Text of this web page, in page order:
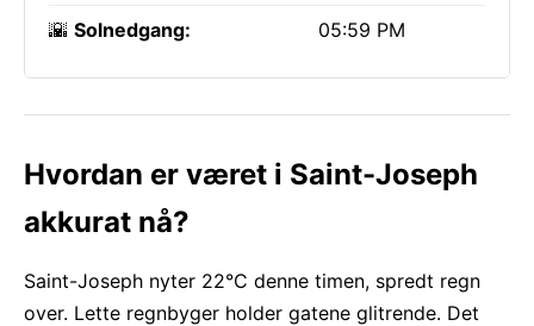
🌇 Solnedgang: 05:59 PM
Hvordan er været i Saint-Joseph
akkurat nå?
Saint-Joseph nyter 22°C denne timen, spredt regn
over. Lette regnbyger holder gatene glitrende. Det